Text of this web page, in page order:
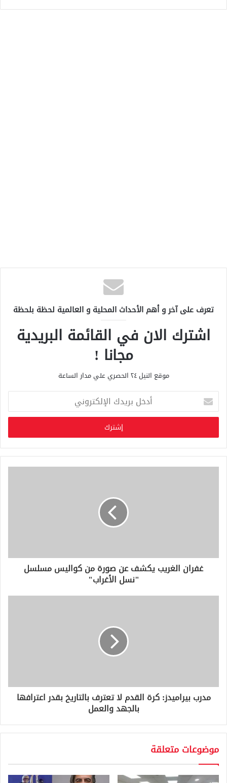
تعرف على آخر و أهم الأحداث المحلية و العالمية لحظة بلحظة
اشترك الان في القائمة البريدية
مجانا !
موقع النيل ٢٤ الحصري علي مدار الساعة
خ
ب
ر
ي
د
ر
غفران الغريب يكشف عن صورة من كواليس مسلسل
"نسل الأغراب"
مدرب بيراميدز: كرة القدم لا تعترف بالتاريخ بقدر اعترافها
بالجهد والعمل
موضوعات متعلقة